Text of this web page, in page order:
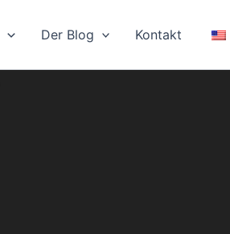
Der Blog Kontakt